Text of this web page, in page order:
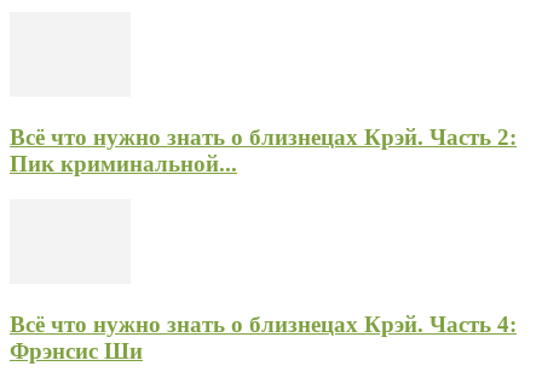
Всё что нужно знать о близнецах Крэй. Часть 2:
Пик криминальной...
Всё что нужно знать о близнецах Крэй. Часть 4:
Фрэнсис Ши